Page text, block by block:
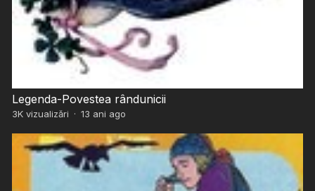
Legenda-Povestea rândunicii
3Kvizualizări · 13 ani ago